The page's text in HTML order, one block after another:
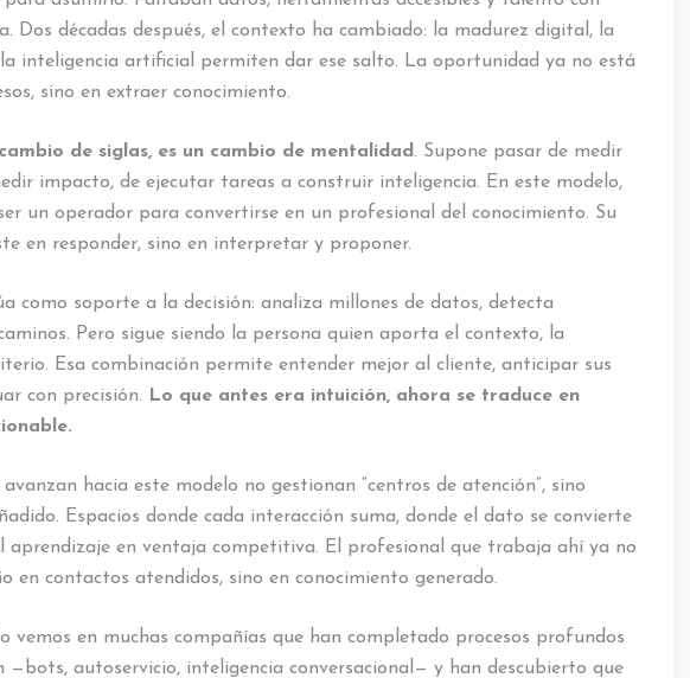
Dos décadas después, el contexto ha cambiado: la madurez digital, la
inteligencia artificial permiten dar ese salto. La oportunidad ya no está
sino en extraer conocimiento.
de siglas, es un cambio de mentalidad . Supone pasar de medir
impacto, de ejecutar tareas a construir inteligencia. En este modelo,
un operador para convertirse en un profesional del conocimiento. Su
en responder, sino en interpretar y proponer.
como soporte a la decisión: analiza millones de datos, detecta
Pero sigue siendo la persona quien aporta el contexto, la
Esa combinación permite entender mejor al cliente, anticipar sus
con precisión.
Lo que antes era intuición, ahora se traduce en
avanzan hacia este modelo no gestionan “centros de atención”, sino
Espacios donde cada interacción suma, donde el dato se convierte
aprendizaje en ventaja competitiva. El profesional que trabaja ahí ya no
en contactos atendidos, sino en conocimiento generado.
vemos en muchas compañías que han completado procesos profundos
—bots, autoservicio, inteligencia conversacional— y han descubierto que